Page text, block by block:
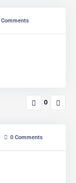
Comments
0
0 Comments